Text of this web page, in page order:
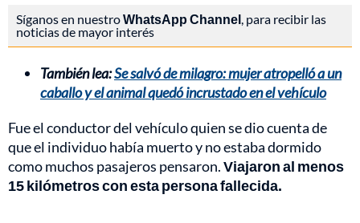
Síganos en nuestroWhatsApp Channel, para recibir las
noticias de mayor interés
También lea:Se salvó de milagro: mujer atropelló a un
caballo y el animal quedó incrustado en el vehículo
Fue el conductor del vehículo quien se dio cuenta de
que el individuo había muerto y no estaba dormido
como muchos pasajeros pensaron.Viajaron al menos
15 kilómetros con esta persona fallecida.